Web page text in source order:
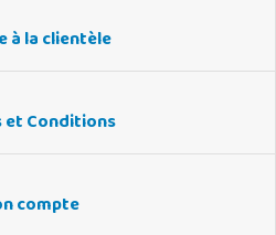
à la clientèle
et Conditions
compte